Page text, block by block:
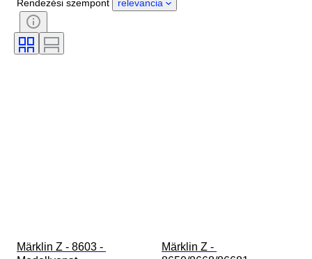
Mérték
Kontroll
Vasúti társaság
Original/ Replica
Rendezési szempont relevancia
Märklin Z - 8603 -
Märklin Z -